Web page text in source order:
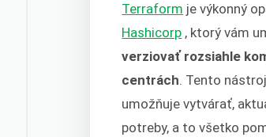
Terraform je výkonný
Hashicorp , ktorý vám
verziovať rozsiahle
centrách. Tento
umožňuje vytvárať,
potreby, a to všetko